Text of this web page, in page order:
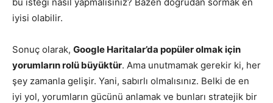
iyisi olabilir.
Sonuç olarak, Google Haritalar’da popüler olmak için
yorumların rolü büyüktür. Ama unutmamak gerekir ki, her
şey zamanla gelişir. Yani, sabırlı olmalısınız. Belki de en
iyi yol, yorumların gücünü anlamak ve bunları stratejik bir